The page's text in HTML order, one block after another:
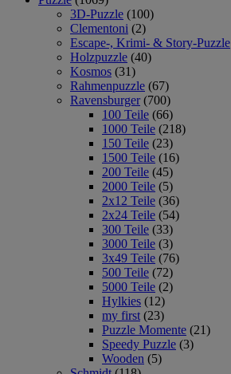
3D-Puzzle (100)
Clementoni (2)
Escape-, Krimi- & Story-Puzzle
Holzpuzzle (40)
Kosmos (31)
Rahmenpuzzle (67)
Ravensburger (700)
100 Teile (66)
1000 Teile (218)
150 Teile (23)
1500 Teile (16)
200 Teile (45)
2000 Teile (5)
2x12 Teile (36)
2x24 Teile (54)
300 Teile (33)
3000 Teile (3)
3x49 Teile (76)
500 Teile (72)
5000 Teile (2)
Hylkies (12)
my first (23)
Puzzle Momente (21)
Speedy Puzzle (3)
Wooden (5)